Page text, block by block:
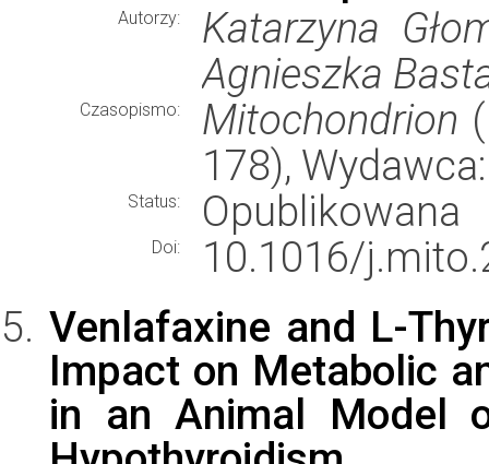
Autorzy:
Katarzyna
Agnieszka
Czasopismo: Mitochondrion
178),
Status: Opublikowana
Doi:
10.1016/
Venlafaxine and L-
Impact on Metabolic
in an Animal Model